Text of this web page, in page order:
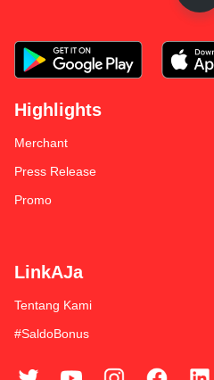
Highlights
Merchant
Press Release
Promo
LinkAJa
Tentang Kami
#SaldoBonus